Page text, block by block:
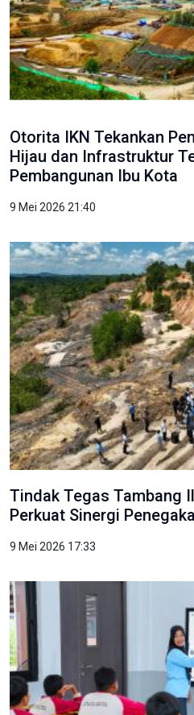
Otorita IKN Tekankan
Hijau dan Infrastruktur
Pembangunan Ibu Kota
9 Mei 2026 21:40
Tindak Tegas Tambang
Perkuat Sinergi
9 Mei 2026 17:33